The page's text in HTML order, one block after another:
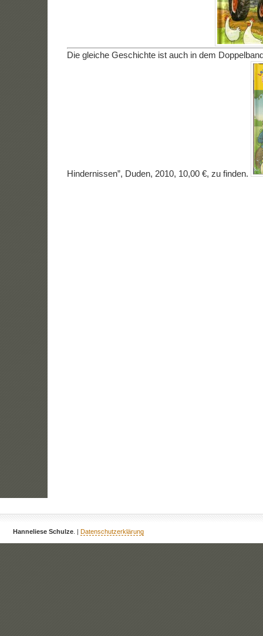
Die gleiche Geschichte ist auch in dem
Hindernissen”, Duden, 2010, 10,00 €, zu finden.
Hanneliese Schulze Datenschutzerklärung